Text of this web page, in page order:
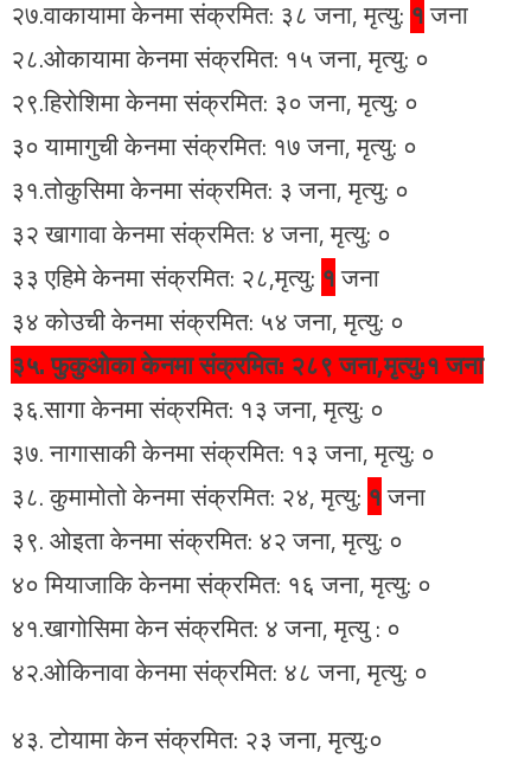
२७.वाकायामा केनमा संक्रमित: ३८ जना, मृत्यु: १जना
२८.ओकायामा केनमा संक्रमित: १५ जना, मृत्यु: ०
२९.हिरोशिमा केनमा संक्रमित: ३० जना, मृत्यु: ०
३० यामागुची केनमा संक्रमित: १७ जना, मृत्यु: ०
३१.तोकुसिमा केनमा संक्रमित: ३ जना, मृत्यु: ०
३२ खागावा केनमा संक्रमित: ४ जना, मृत्यु: ०
३३ एहिमे केनमा संक्रमित: २८,मृत्यु: १जना
३४ कोउची केनमा संक्रमित: ५४ जना, मृत्यु: ०
३५. फुकुओका केनमा संक्रमित: २८९ जना,मृत्यु:१ जना
३६.सागा केनमा संक्रमित: १३ जना, मृत्यु: ०
३७. नागासाकी केनमा संक्रमित: १३ जना, मृत्यु: ०
३८. कुमामोतो केनमा संक्रमित: २४, मृत्यु: १जना
३९. ओइता केनमा संक्रमित: ४२ जना, मृत्यु: ०
४० मियाजाकि केनमा संक्रमित: १६ जना, मृत्यु: ०
४१.खागोसिमा केन संक्रमित: ४ जना, मृत्यु : ०
४२.ओकिनावा केनमा संक्रमित: ४८ जना, मृत्यु: ०
४३. टोयामा केन संक्रमित: २३ जना, मृत्यु:०